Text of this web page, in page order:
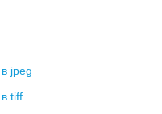
в jpeg
в tiff